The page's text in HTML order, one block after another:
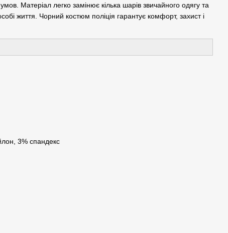
Матеріал легко замінює кілька шарів звичайного одягу та
життя. Чорний костюм поліція гарантує комфорт, захист і
3% спандекс